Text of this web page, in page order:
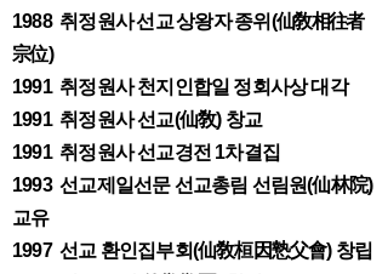
1988 취정원사선교상왕자종위(仙敎相往者
宗位)
1991 취정원사 천지인합일 정회사상 대각
1991 취정원사 선교(仙敎) 창교
1991 취정원사 선교경전 1차결집
1993 선교제일선문 선교총림 선림원(仙林院)
교유
1997 선교 환인집부회(仙敎桓因慹父會) 창립